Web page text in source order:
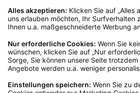
Mo – Fr 9 – 17 Uhr, Sa 9 – 13 Uhr